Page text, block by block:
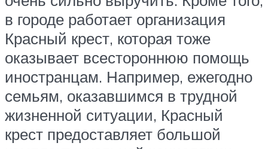
в городе работает организация
Красный крест, которая тоже
оказывает всестороннюю помощь
иностранцам. Например, ежегодно
семьям, оказавшимся в трудной
жизненной ситуации, Красный
крест предоставляет большой